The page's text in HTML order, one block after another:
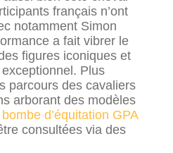
français n’ont
notamment Simon
a fait vibrer le
figures iconiques et
Plus
parcours des cavaliers
arborant des modèles
bombe d’équitation GPA
consultées via des